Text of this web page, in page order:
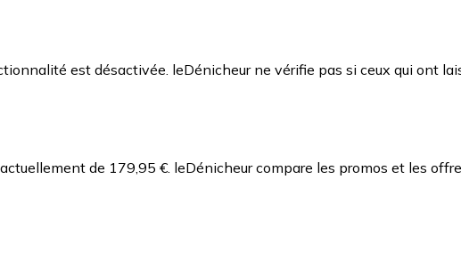
est désactivée. leDénicheur ne vérifie pas si ceux qui ont
de 179,95 €. leDénicheur compare les promos et les